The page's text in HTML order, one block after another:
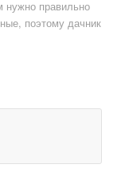
нужно правильно
поэтому дачник